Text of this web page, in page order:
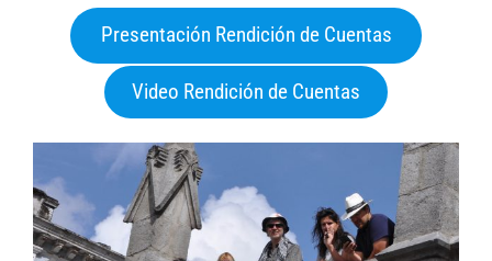
Presentación Rendición de Cuentas
Video Rendición de Cuentas